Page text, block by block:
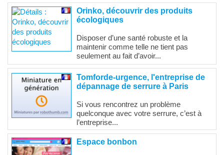
Orinko, découvrir des produits
écologiques
Disposer d’une santé robuste et la
maintenir comme telle ne tient pas
seulement au fait d’avoir...
Tomforde-urgence, l'entreprise de
dépannage de serrure à Paris
Si vous rencontrez un problème
quelconque avec votre serrure, c’est à
l’entreprise...
Espace bonbon